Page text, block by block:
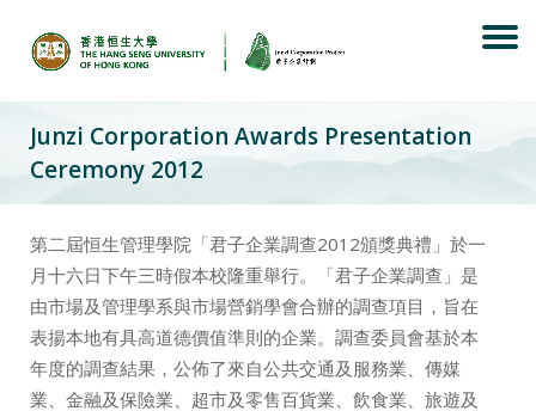
content
Junzi Corporation Awards Presentation
Ceremony 2012
第二屆恒生管理學院「君子企業調查2012頒獎典禮」於一
月十六日下午三時假本校隆重舉行。「君子企業調查」是
由市場及管理學系與市場營銷學會合辦的調查項目，旨在
表揚本地有具高道德價值準則的企業。調查委員會基於本
年度的調查結果，公佈了來自公共交通及服務業、傳媒
業、金融及保險業、超市及零售百貨業、飲食業、旅遊及